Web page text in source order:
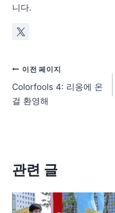
니다.
이전 페이지
Colorfools 4: 리옹에 온
걸 환영해
관련 글